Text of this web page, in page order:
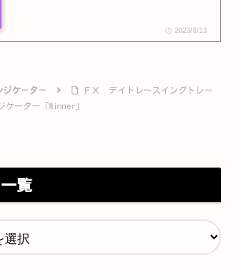
2023/8/13
ジケ－タ－
ＦＸ デイトレ〜スイングトレー
ーター「Winner」
覧